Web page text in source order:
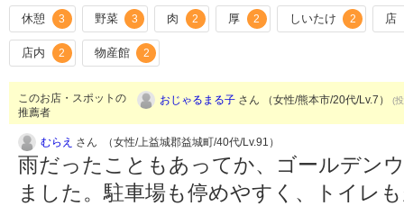
休憩 3 野菜 3 肉 2 厚 2 しいたけ 2 店
店内 2 物産館 2
このお店・スポットの
推薦者
おじゃるまる子 さん （女性/熊本市/20代/Lv.7） (
むらえ さん （女性/上益城郡益城町/40代/Lv.91）
雨だったこともあってか、ゴールデン
ました。駐車場も停めやすく、トイレ